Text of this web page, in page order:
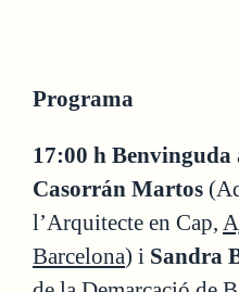
Programa
17:00 h Benvinguda
Casorrán Martos
l’Arquitecte en Cap,
Barcelona) i Sandra